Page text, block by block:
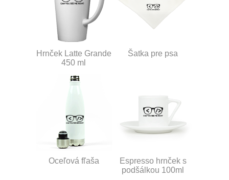
Hrnček Latte Grande
450 ml
Šatka pre psa
Oceľová fľaša
Espresso hrnček s
podšálkou 100ml